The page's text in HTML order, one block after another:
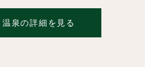
温泉の詳細を見る